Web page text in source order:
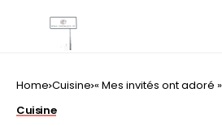
Home Cuisine « Mes invités ont adoré
Cuisine